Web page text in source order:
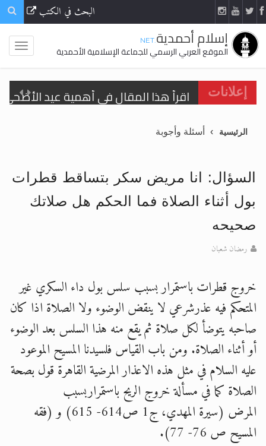
البحث في الكتب
إسلام أحمدية.NET
الموقع العربي الرسمي للجماعة الإسلامية الأحمدية
إعلانات
اقرأ هذا المقال في أهمية عيد
تعميم هامّ لأفراد الجماعة >> المزيد
تعميم هامّ لأفراد الجماعة >> المزيد
الحجّ.. دلالات، حِكم، وأهداف >> المزيد
اقرأ هذا المقال في أهمية عيد
الرئيسية أسئلة وأجوبة
السؤال: انا مريض سكر بتساقط قطرات
بول أثناء الصلاة فما الحكم هل صلاتك
صحيحه
رمضان شعبان
خروج قطرات باستمرار بسبب سلس بول داء السكري غير
المتحكم فيه عذرشرعي لا ينقض الوضوء ولا الصلاة اذا كان
صاحبه يتوضأ لكل صلاة ثم يقع منه هذا السلس بعد الوضوء
أو أثناء الصلاة. ومن باب القياس فلسيدنا المسيح الموعود
عليه السلام في مثل هذه الاعذار المرضية القاهرة قول بصحة
الصلاة كما في مسألة خروج الريح باستمراربسبب
المرض (سيرة المهدي، ج1 ص614- 615) و (فقه
المسيح ص 76- 77).